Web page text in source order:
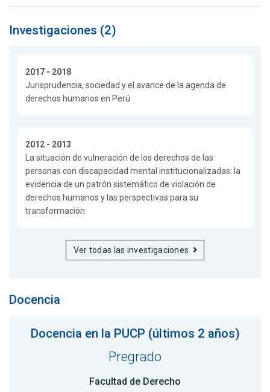
Investigaciones (2)
2017 - 2018
Jurisprudencia, sociedad y el avance de la agenda de
derechos humanos en Perú
2012 - 2013
La situación de vulneración de los derechos de las
personas con discapacidad mental institucionalizadas: la
evidencia de un patrón sistemático de violación de
derechos humanos y las perspectivas para su
transformación
Ver todas las investigaciones
Docencia
Docencia en la PUCP (últimos 2 años)
Pregrado
Facultad de Derecho